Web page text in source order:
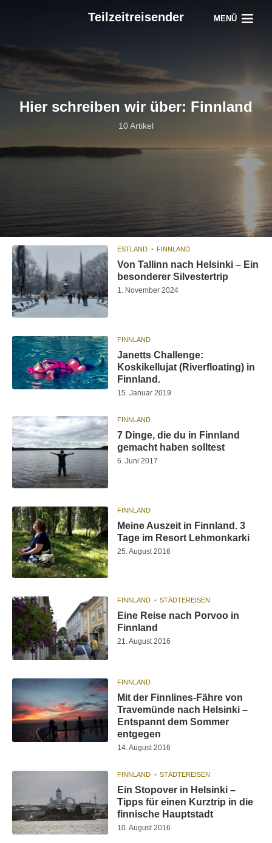
Teilzeitreisender MENÜ
Hier schreiben wir über: Finnland
10 Artikel
ESTLAND FINNLAND
Von Tallinn nach Helsinki – Ein
besonderer Silvestertrip
1. November 2024
FINNLAND
Janetts Challenge:
Koskikellujat (Riverfloating) in
Finnland.
15. Januar 2019
FINNLAND
7 Dinge, die du in Finnland
gemacht haben solltest
6. Juni 2017
FINNLAND
Meine Auszeit in Finnland. 3
Tage im Resort Lehmonkarki
25. August 2016
FINNLAND STÄDTEREISEN
Eine Reise nach Porvoo in
Finnland
21. August 2016
FINNLAND
Mit der Finnlines-Fähre von
Travemünde nach Helsinki –
Entspannt dem Sommer
entgegen
14. August 2016
FINNLAND STÄDTEREISEN
Ein Stopover in Helsinki –
Tipps für einen Kurztrip in die
finnische Hauptstadt
10. August 2016